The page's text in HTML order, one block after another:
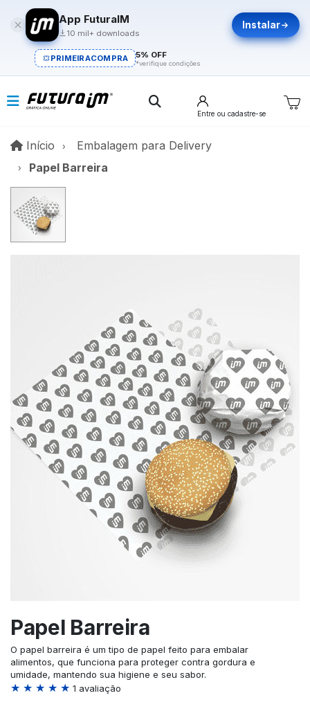
App FuturaIM
10 mil+ downloads
Instalar
PRIMEIRACOMPRA 5% OFF
*verifique condições
Entre ou cadastre-se
Início InícioEmbalagem para Delivery
Papel Barreira
Papel Barreira
O papel barreira é um tipo de papel feito para embalar
alimentos, que funciona para proteger contra gordura e
umidade, mantendo sua higiene e seu sabor.
★ ★ ★ ★ ★ 1 avaliação